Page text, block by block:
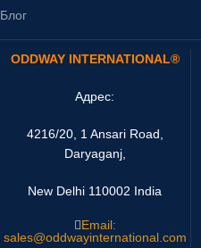
Блог
ODDWAY INTERNATIONAL®
Адрес:
4216/20, 1 Ansari Road,
Daryaganj,
New Delhi 110002 India
Email:
sales@oddwayinternational.com